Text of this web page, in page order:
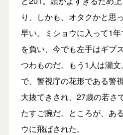
り、しかも、オタクかと思
早い。ミショウに入って1
を負い、今でも左手はギプ
つわものだ。もう1人は瀬
で、警視庁の花形である警
大抜てきされ、27歳の若さ
たすご腕だ。ところが、あ
ウに飛ばされた。